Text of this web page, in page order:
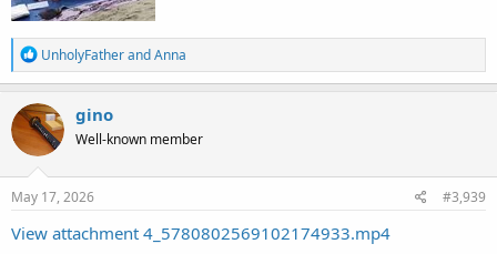
R
e
a
c
t
i
o
n
s
UnholyFatherandAnna
gino
Well-known member
May 17, 2026 #3,939
View attachment 4_5780802569102174933.mp4